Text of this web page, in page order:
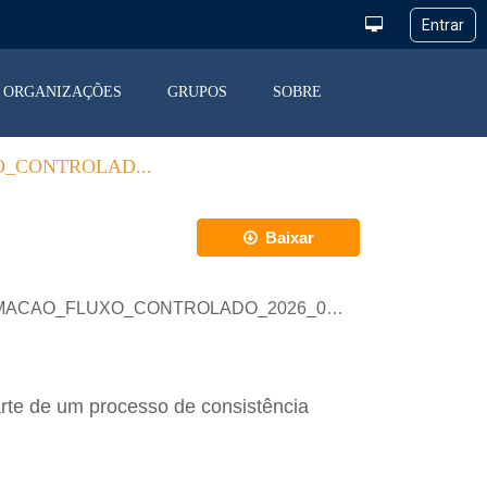
ORGANIZAÇÕES GRUPOS SOBRE
Baixar
de um processo de consistência